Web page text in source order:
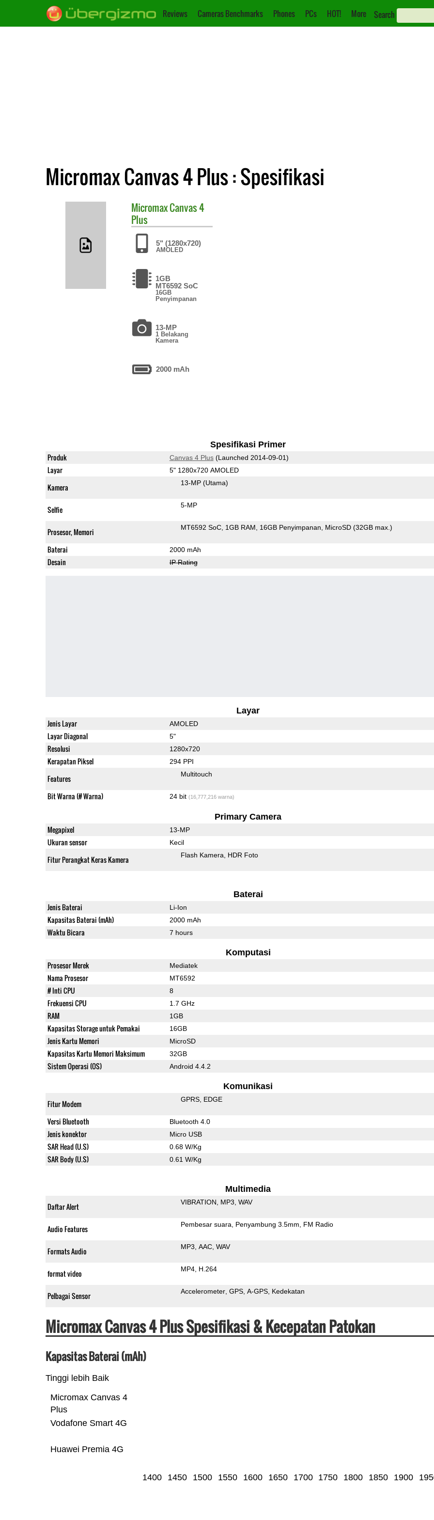
Reviews Cameras Benchmarks Phones PCs HOT! More Search
Micromax Canvas 4 Plus : Spesifikasi
MicromaxCanvas 4
Plus
5" (1280x720)
AMOLED
1GB
MT6592 SoC
16GB
Penyimpanan
13-MP
1 Belakang
Kamera
2000 mAh
Spesifikasi Primer
Produk Canvas 4 Plus(Launched 2014-09-01)
Layar 5" 1280x720 AMOLED
Kamera 13-MP (Utama)
Selfie 5-MP
Prosesor, Memori MT6592 SoC 1GB RAM 16GB Penyimpanan MicroSD (32GB max.)
Baterai 2000 mAh
Desain IP Rating
Layar
Jenis Layar AMOLED
Layar Diagonal 5"
Resolusi 1280x720
Kerapatan Piksel 294 PPI
Features Multitouch
Bit Warna (# Warna) 24 bit (16,777,216 warna)
Primary Camera
Megapixel 13-MP
Ukuran sensor Kecil
Fitur Perangkat Keras Kamera Flash Kamera HDR Foto
Baterai
Jenis Baterai Li-Ion
Kapasitas Baterai (mAh) 2000 mAh
Waktu Bicara 7 hours
Komputasi
Prosesor Merek Mediatek
Nama Prosesor MT6592
# Inti CPU 8
Frekuensi CPU 1.7 GHz
RAM 1GB
Kapasitas Storage untuk Pemakai 16GB
Jenis Kartu Memori MicroSD
Kapasitas Kartu Memori Maksimum 32GB
Sistem Operasi (OS) Android 4.4.2
Komunikasi
Fitur Modem GPRS EDGE
Versi Bluetooth Bluetooth 4.0
Jenis konektor Micro USB
SAR Head (U.S) 0.68 W/Kg
SAR Body (U.S) 0.61 W/Kg
Multimedia
Daftar Alert VIBRATION MP3 WAV
Audio Features Pembesar suara Penyambung 3.5mm FM Radio
Formats Audio MP3 AAC WAV
format video MP4 H.264
Pelbagai Sensor Accelerometer GPS A-GPS Kedekatan
Micromax Canvas 4 Plus Spesifikasi & Kecepatan Patokan
Kapasitas Baterai (mAh)
Tinggi lebih Baik
Huawei Premia 4G
Vodafone Smart 4G
Micromax Canvas 4
Plus
1400 1450 1500 1550 1600 1650 1700 1750 1800 1850 1900